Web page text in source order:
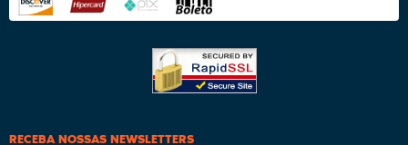
RECEBA NOSSAS NEWSLETTERS